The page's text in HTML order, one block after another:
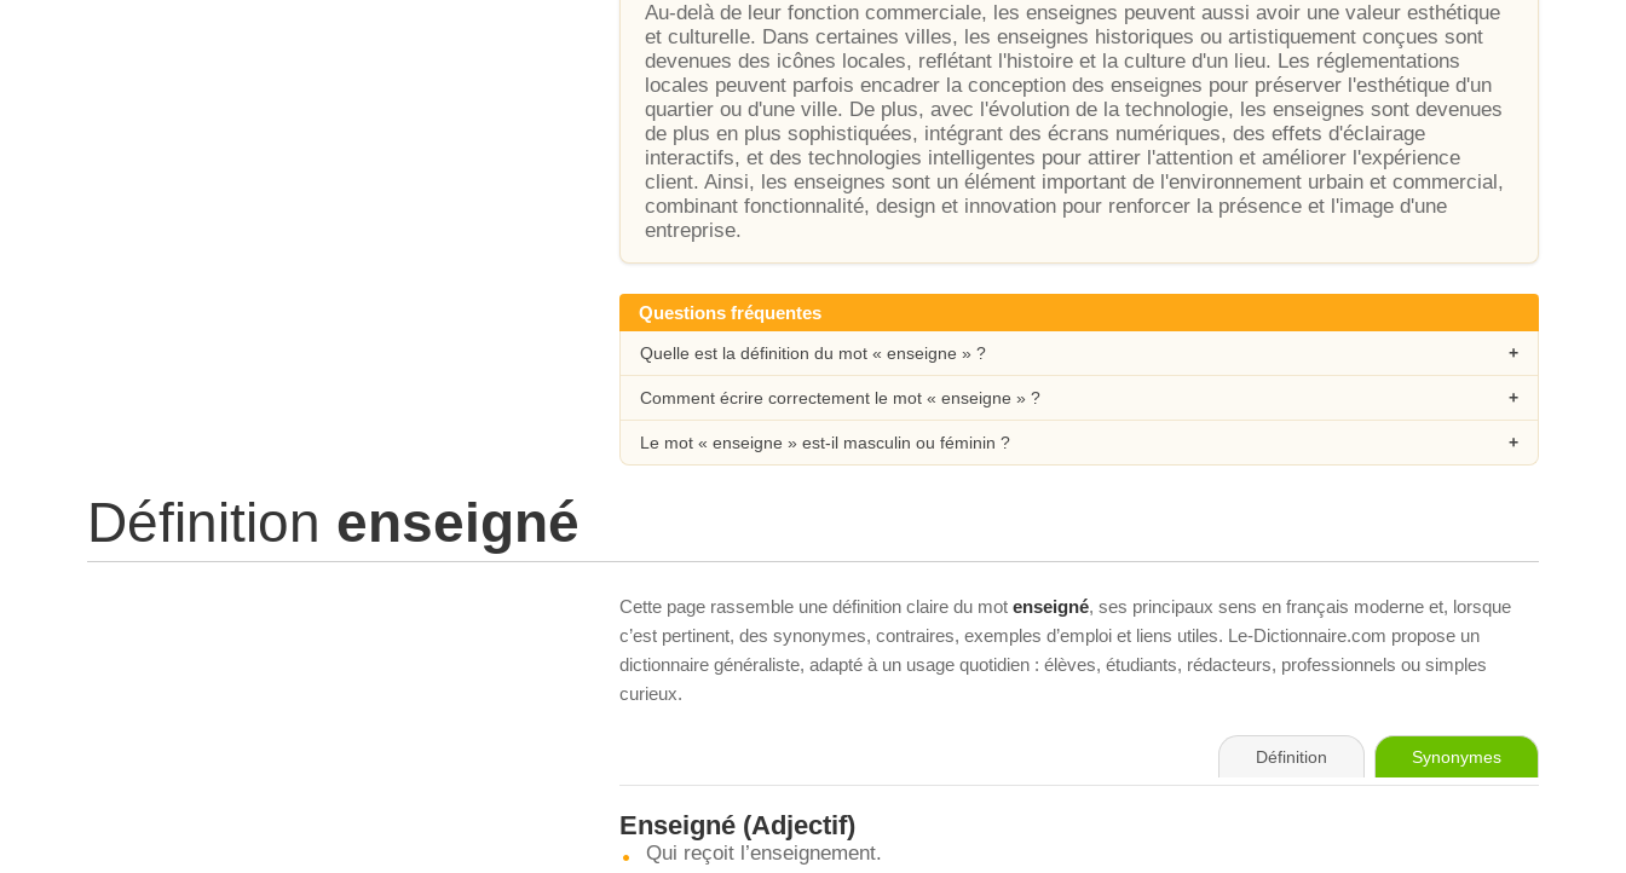
Au-delà de leur fonction commerciale, les enseignes peuvent aussi avoir une valeur esthétique
et culturelle. Dans certaines villes, les enseignes historiques ou artistiquement conçues sont
devenues des icônes locales, reflétant l'histoire et la culture d'un lieu. Les réglementations
locales peuvent parfois encadrer la conception des enseignes pour préserver l'esthétique d'un
quartier ou d'une ville. De plus, avec l'évolution de la technologie, les enseignes sont devenues
de plus en plus sophistiquées, intégrant des écrans numériques, des effets d'éclairage
interactifs, et des technologies intelligentes pour attirer l'attention et améliorer l'expérience
client. Ainsi, les enseignes sont un élément important de l'environnement urbain et commercial,
combinant fonctionnalité, design et innovation pour renforcer la présence et l'image d'une
entreprise.
Questions fréquentes
Quelle est la définition du mot « enseigne » ?
Comment écrire correctement le mot « enseigne » ?
Le mot « enseigne » est-il masculin ou féminin ?
Définition enseigné
Cette page rassemble une définition claire du mot enseigné, ses principaux sens en français moderne et, lorsque
c’est pertinent, des synonymes, contraires, exemples d’emploi et liens utiles. Le-Dictionnaire.com propose un
dictionnaire généraliste, adapté à un usage quotidien : élèves, étudiants, rédacteurs, professionnels ou simples
curieux.
Définition Synonymes
Enseigné (Adjectif)
Qui reçoit l’enseignement.